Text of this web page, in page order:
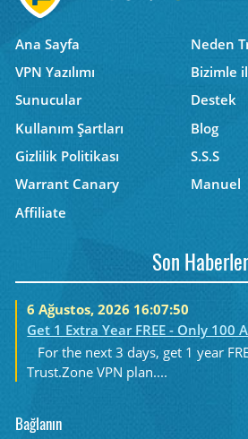
Ana Sayfa
Neden
VPN Yazılımı
Bizimle
Sunucular
Destek
Kullanım Şartları
Blog
Gizlilik Politikası
S.S.S
Warrant Canary
Manuel
Affiliate
Son Haberler
6 Ağustos, 2026 16:07:50
Get 1 Extra Year FREE - Only 100
For the next 3 days, get 1 year
Trust.Zone VPN plan....
Bağlanın